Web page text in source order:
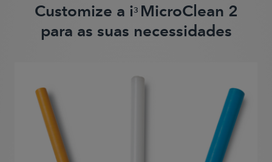
Customize a i3 MicroClean 2
para as suas necessidades